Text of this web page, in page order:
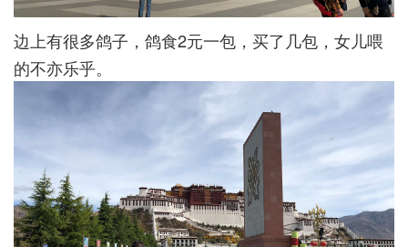
边上有很多鸽子，鸽食2元一包，买了几包，女儿喂
的不亦乐乎。